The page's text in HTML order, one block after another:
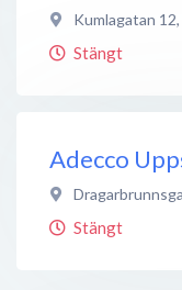
Kumlagatan 12,
Stängt
Adecco
Stängt